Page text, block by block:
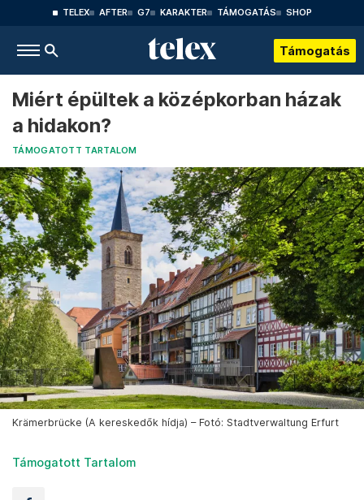
TELEX AFTER G7 KARAKTER TÁMOGATÁS SHOP
Támogatás
Miért épültek a középkorban házak
a hidakon?
TÁMOGATOTT TARTALOM
Krämerbrücke (A kereskedők hídja) – Fotó: Stadtverwaltung Erfurt
Támogatott Tartalom